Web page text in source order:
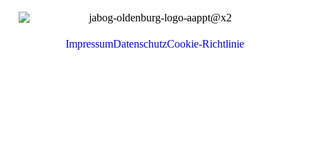
ImpressumDatenschutzCookie-Richtlinie